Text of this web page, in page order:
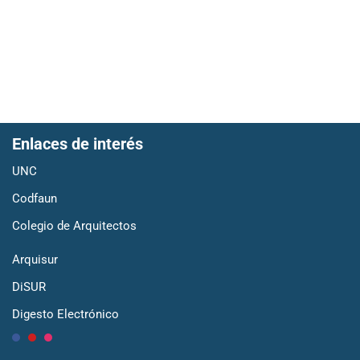
Enlaces de interés
UNC
Codfaun
Colegio de Arquitectos
Arquisur
DiSUR
Digesto Electrónico